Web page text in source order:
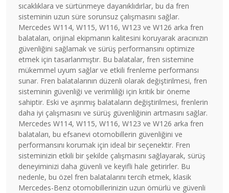
sıcaklıklara ve sürtünmeye dayanıklıdırlar, bu da fren
sisteminin uzun süre sorunsuz çalışmasını sağlar.
Mercedes W114, W115, W116, W123 ve W126 arka fren
balataları, orijinal ekipmanın kalitesini koruyarak aracınızın
güvenliğini sağlamak ve sürüş performansını optimize
etmek için tasarlanmıştır. Bu balatalar, fren sistemine
mükemmel uyum sağlar ve etkili frenleme performansı
sunar. Fren balatalarının düzenli olarak değiştirilmesi, fren
sisteminin güvenliği ve verimliliği için kritik bir öneme
sahiptir. Eski ve aşınmış balataların değiştirilmesi, frenlerin
daha iyi çalışmasını ve sürüş güvenliğinin artmasını sağlar.
Mercedes W114, W115, W116, W123 ve W126 arka fren
balataları, bu efsanevi otomobillerin güvenliğini ve
performansını korumak için ideal bir seçenektir. Fren
sisteminizin etkili bir şekilde çalışmasını sağlayarak, sürüş
deneyiminizi daha güvenli ve keyifli hale getirirler. Bu
nedenle, bu özel fren balatalarını tercih etmek, klasik
Mercedes-Benz otomobillerinizin uzun ömürlü ve güvenli